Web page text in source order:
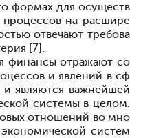
формах для осуществ
процессов на расшире
отвечают требова
[7].
финансы отражают со
и явлений в сф
являются важнейшей
системы в целом.
отношений во мно
систем